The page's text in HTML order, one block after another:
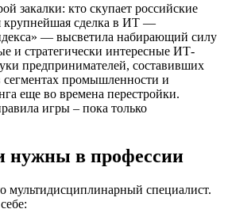
закалки: кто скупает российские
крупнейшая сделка в ИТ —
— высветила набирающий силу
и стратегически интересные ИТ-
предпринимателей, составивших
сегментах промышленности и
еще во времена перестройки.
игры – пока только
нужны в профессии
мультидисциплинарный специалист.